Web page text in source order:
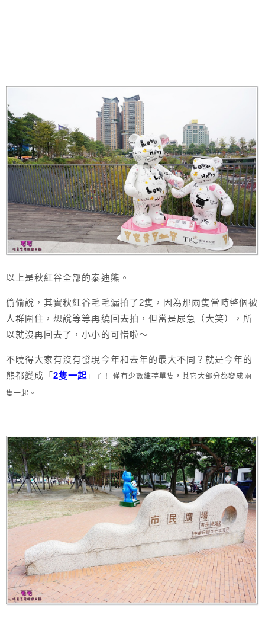
以上是秋紅谷全部的泰迪熊。
偷偷說，其實秋紅谷毛毛漏拍了2隻，因為那兩隻當時整個被
人群圍住，想說等等再繞回去拍，但當是尿急（大笑），所
以就沒再回去了，小小的可惜啦～
不曉得大家有沒有發現今年和去年的最大不同？就是今年的
熊都變成「2隻一起 」 了！ 僅有少數維持單隻，其它大部分都變成兩
隻一起。